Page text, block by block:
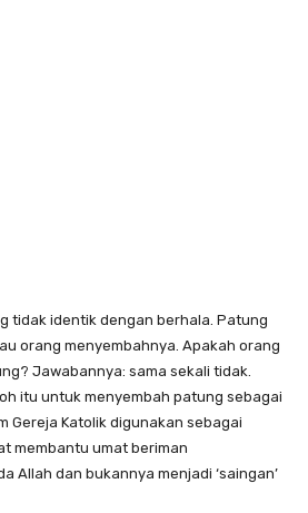
tidak identik dengan berhala. Patung
orang menyembahnya. Apakah orang
Jawabannya: sama sekali tidak.
itu untuk menyembah patung sebagai
Gereja Katolik digunakan sebagai
membantu umat beriman
Allah dan bukannya menjadi ‘saingan’